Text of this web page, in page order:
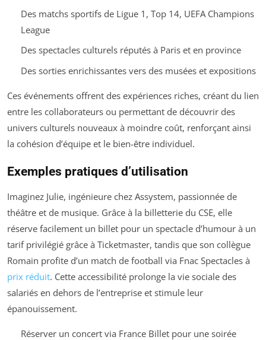
Des matchs sportifs de Ligue 1, Top 14, UEFA Champions
League
Des spectacles culturels réputés à Paris et en province
Des sorties enrichissantes vers des musées et expositions
Ces événements offrent des expériences riches, créant du lien
entre les collaborateurs ou permettant de découvrir des
univers culturels nouveaux à moindre coût, renforçant ainsi
la cohésion d’équipe et le bien-être individuel.
Exemples pratiques d’utilisation
Imaginez Julie, ingénieure chez Assystem, passionnée de
théâtre et de musique. Grâce à la billetterie du CSE, elle
réserve facilement un billet pour un spectacle d’humour à un
tarif privilégié grâce à Ticketmaster, tandis que son collègue
Romain profite d’un match de football via Fnac Spectacles à
prix réduit. Cette accessibilité prolonge la vie sociale des
salariés en dehors de l’entreprise et stimule leur
épanouissement.
Réserver un concert via France Billet pour une soirée